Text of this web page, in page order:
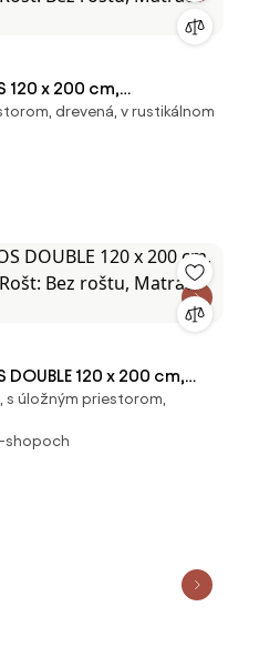
120 x 200 cm,
Bez roštu, Matrac:
drevená, v rustikálnom
DOUBLE 120 x 200 cm,
Bez roštu, Matrac:
s úložným priestorom,
shopoch